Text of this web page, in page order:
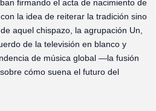
firmando el acta de nacimiento de
la idea de reiterar la tradición sino
aquel chispazo, la agrupación Un,
de la televisión en blanco y
de música global —la fusión
cómo suena el futuro del